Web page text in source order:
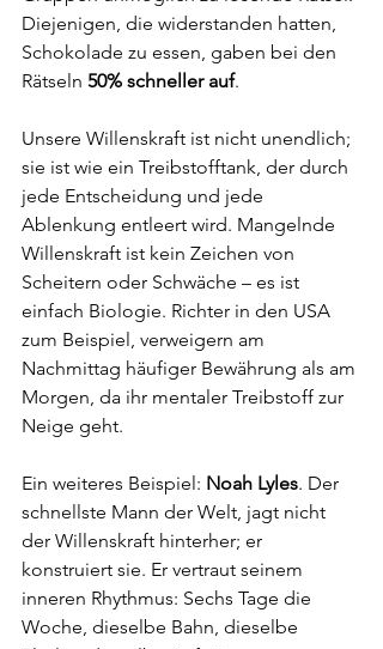
Diejenigen, die widerstanden hatten,
Schokolade zu essen, gaben bei den
Rätseln 50% schneller auf.
Unsere Willenskraft ist nicht unendlich;
sie ist wie ein Treibstofftank, der durch
jede Entscheidung und jede
Ablenkung entleert wird. Mangelnde
Willenskraft ist kein Zeichen von
Scheitern oder Schwäche – es ist
einfach Biologie. Richter in den USA
zum Beispiel, verweigern am
Nachmittag häufiger Bewährung als am
Morgen, da ihr mentaler Treibstoff zur
Neige geht.
Ein weiteres Beispiel: Noah Lyles. Der
schnellste Mann der Welt, jagt nicht
der Willenskraft hinterher; er
konstruiert sie. Er vertraut seinem
inneren Rhythmus: Sechs Tage die
Woche, dieselbe Bahn, dieselbe